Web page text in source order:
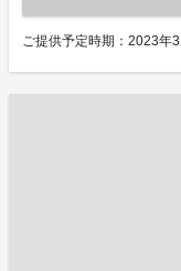
ご提供予定時期：2023年